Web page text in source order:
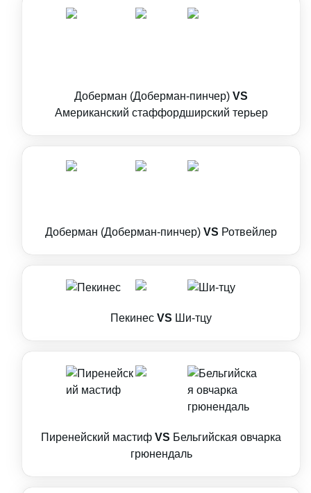
Доберман (Доберман-пинчер) VS
Американский стаффордширский терьер
Доберман (Доберман-пинчер) VS Ротвейлер
Пекинес VS Ши-тцу
Пиренейский мастиф VS Бельгийская овчарка
грюнендаль